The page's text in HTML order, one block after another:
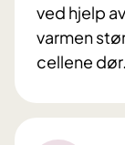
ved hjelp
varmen
cellene dør.